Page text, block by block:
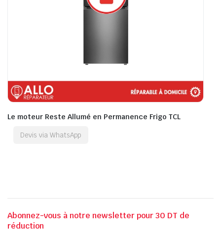
Le moteur Reste Allumé en Permanence Frigo TCL
Devis via WhatsApp
Abonnez-vous à notre newsletter pour 30 DT de
réduction